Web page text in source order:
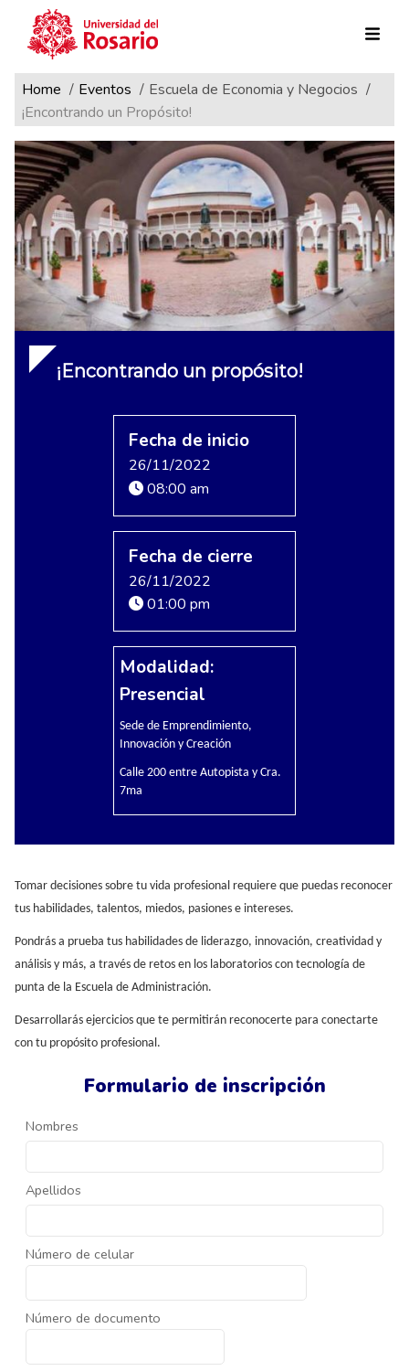
Pasar al contenido principal
Formulario de inscripción
Nombres
Apellidos
Número de celular
Número de documento
Ruta de navegación
Home Eventos
Escuela de Economia y Negocios
¡Encontrando un Propósito!
¡Encontrando un propósito!
Fecha de inicio
26/11/2022
08:00 am
Fecha de cierre
26/11/2022
01:00 pm
Modalidad:
Presencial
Sede de Emprendimiento,
Innovación y Creación
Calle 200 entre Autopista y Cra.
7ma
Tomar decisiones sobre tu vida profesional requiere que puedas reconocer
tus habilidades, talentos, miedos, pasiones e intereses.
Pondrás a prueba tus habilidades de liderazgo, innovación, creatividad y
análisis y más, a través de retos en los laboratorios con tecnología de
punta de la Escuela de Administración.
Desarrollarás ejercicios que te permitirán reconocerte para conectarte
con tu propósito profesional.